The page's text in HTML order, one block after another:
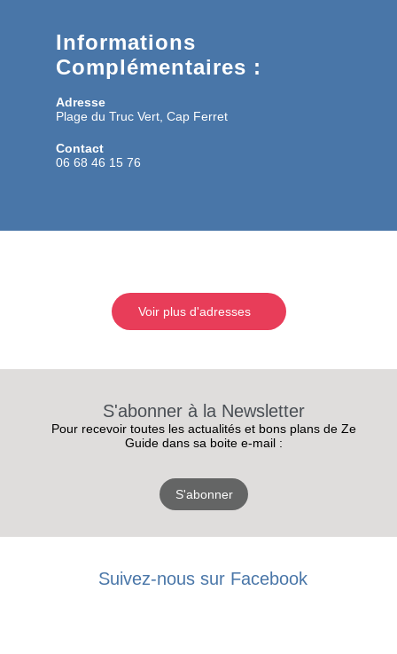
Informations
Complémentaires :
Adresse
Plage du Truc Vert, Cap Ferret
Contact
06 68 46 15 76
Voir plus d'adresses
S'abonner à la Newsletter
Pour recevoir toutes les actualités et bons plans de Ze
Guide dans sa boite e-mail :
S'abonner
Suivez-nous sur Facebook